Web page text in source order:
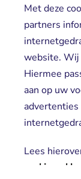
Met deze
partners
website. Wij
Hiermee
aan op uw
advertenties
Lees